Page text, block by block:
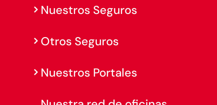
Nuestros Seguros
Otros Seguros
Nuestros Portales